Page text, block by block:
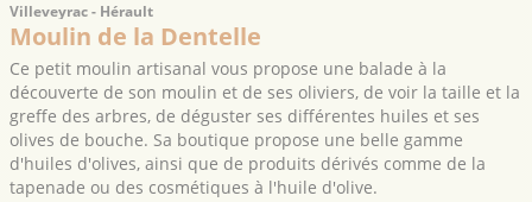
Villeveyrac - Hérault
Moulin de la Dentelle
Ce petit moulin artisanal vous propose une balade à la
découverte de son moulin et de ses oliviers, de voir la taille et la
greffe des arbres, de déguster ses différentes huiles et ses
olives de bouche. Sa boutique propose une belle gamme
d'huiles d'olives, ainsi que de produits dérivés comme de la
tapenade ou des cosmétiques à l'huile d'olive.